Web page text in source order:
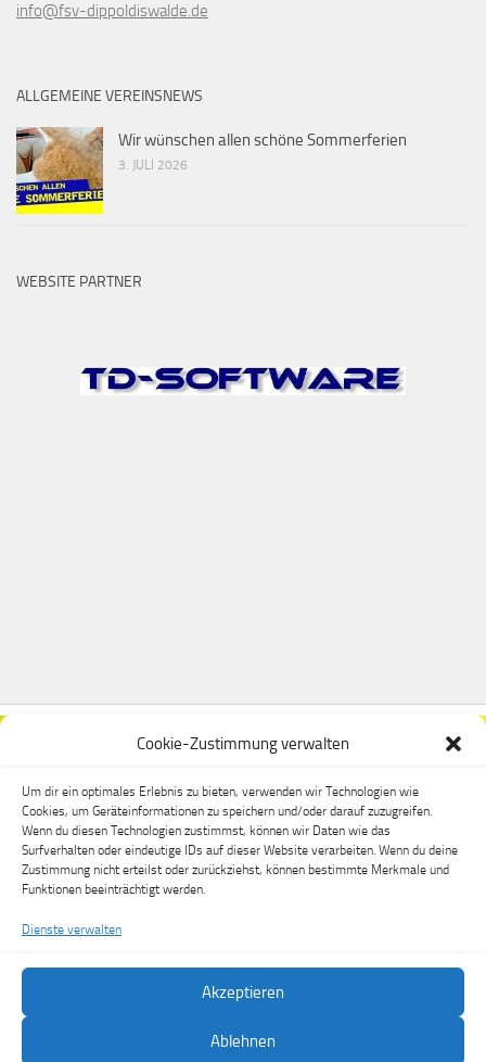
Cookie-Zustimmung verwalten
Um dir ein optimales Erlebnis zu bieten, verwenden wir Technologien wie
Cookies, um Geräteinformationen zu speichern und/oder darauf zuzugreifen.
Wenn du diesen Technologien zustimmst, können wir Daten wie das
Surfverhalten oder eindeutige IDs auf dieser Website verarbeiten. Wenn du deine
Zustimmung nicht erteilst oder zurückziehst, können bestimmte Merkmale und
Funktionen beeinträchtigt werden.
Dienste verwalten
Akzeptieren
Ablehnen
info@fsv-dippoldiswalde.de
ALLGEMEINE VEREINSNEWS
Wir wünschen allen schöne Sommerferien
3. JULI 2026
WEBSITE PARTNER